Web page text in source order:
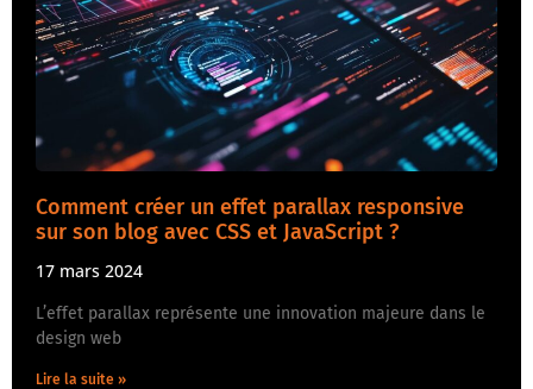
Comment créer un effet parallax responsive
sur son blog avec CSS et JavaScript ?
17 mars 2024
L’effet parallax représente une innovation majeure dans le
design web
Lire la suite »